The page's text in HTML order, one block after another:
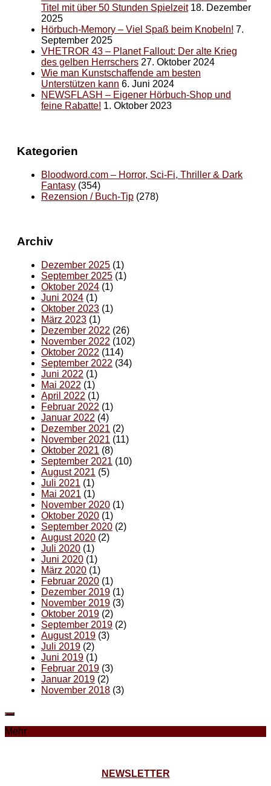
Titel mit über 50 Stunden Spielzeit 18. Dezember
2025
Hörbuch-Memory – Viel Spaß beim Knobeln! 7.
September 2025
VHETROR 43 – Planet Fallout: Der alte Krieg
des gelben Herrschers 27. Oktober 2024
Wie man Kunstschaffende am besten
Unterstützen kann 6. Juni 2024
NEWSFLASH – Eigener Hörbuch-Shop und
feine Rabatte! 1. Oktober 2023
Kategorien
Bloodword.com – Horror, Sci-Fi, Thriller & Dark
Fantasy (354)
Rezension / Buch-Tip (278)
Archiv
Dezember 2025 (1)
September 2025 (1)
Oktober 2024 (1)
Juni 2024 (1)
Oktober 2023 (1)
März 2023 (1)
Dezember 2022 (26)
November 2022 (102)
Oktober 2022 (114)
September 2022 (34)
Juni 2022 (1)
Mai 2022 (1)
April 2022 (1)
Februar 2022 (1)
Januar 2022 (4)
Dezember 2021 (2)
November 2021 (11)
Oktober 2021 (8)
September 2021 (10)
August 2021 (5)
Juli 2021 (1)
Mai 2021 (1)
November 2020 (1)
Oktober 2020 (1)
September 2020 (2)
August 2020 (2)
Juli 2020 (1)
Juni 2020 (1)
März 2020 (1)
Februar 2020 (1)
Dezember 2019 (1)
November 2019 (3)
Oktober 2019 (2)
September 2019 (2)
August 2019 (3)
Juli 2019 (2)
Juni 2019 (1)
Februar 2019 (3)
Januar 2019 (2)
November 2018 (3)
Mehr
NEWSLETTER